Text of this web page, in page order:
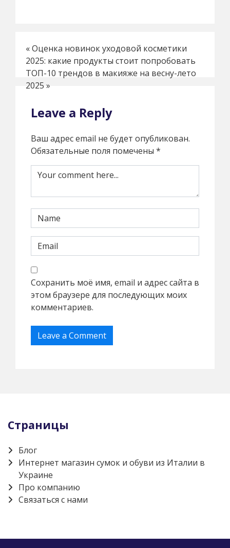
«Оценка новинок уходовой косметики
2025: какие продукты стоит попробовать
ТОП-10 трендов в макияже на весну-лето
2025 »
Leave a Reply
Ваш адрес email не будет опубликован.
Обязательные поля помечены *
Сохранить моё имя, email и адрес сайта в
этом браузере для последующих моих
комментариев.
Страницы
Блог
Интернет магазин сумок и обуви из Италии в
Украине
Про компанию
Связаться с нами